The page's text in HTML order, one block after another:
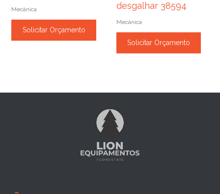
Mecânica
Solicitar Orçamento
desgalhar 38594
Mecânica
Solicitar Orçamento